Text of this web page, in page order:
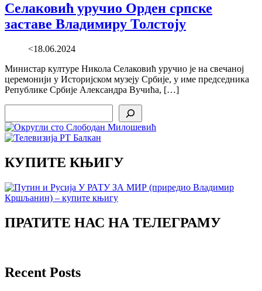
Селаковић уручио Орден српске
заставе Владимиру Толстоју
<18.06.2024
Министар културе Никола Селаковић уручио је на свечаној
церемонији у Историјском музеју Србије, у име председника
Републике Србије Александра Вучића, […]
КУПИТЕ КЊИГУ
ПРАТИТЕ НАС НА ТЕЛЕГРАМУ
Recent Posts